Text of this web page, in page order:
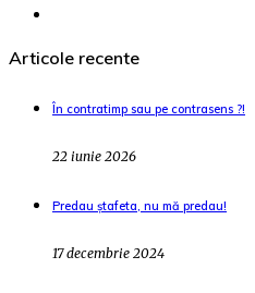
Articole recente
În contratimp sau pe contrasens ?!
22 iunie 2026
Predau ștafeta, nu mă predau!
17 decembrie 2024